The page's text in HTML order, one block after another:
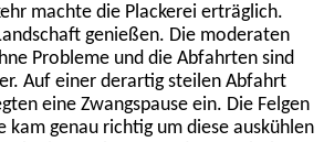
machte die Plackerei erträglich.
genießen. Die moderaten
Probleme und die Abfahrten sind
Auf einer derartig steilen Abfahrt
eine Zwangspause ein. Die Felgen
kam genau richtig um diese auskühlen